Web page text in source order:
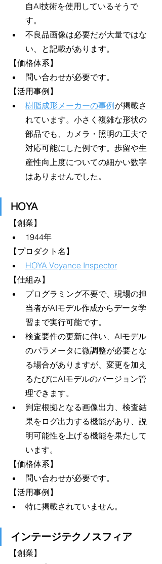
自AI技術を使用しているそうで
す。
不良品画像は必要だが大量ではな
い、と記載があります。
【価格体系】
問い合わせが必要です。
【活用事例】
樹脂成形メーカーの事例が掲載さ
れています。小さく複雑な形状の
部品でも、カメラ・照明の工夫で
対応可能にした例です。歩留や生
産性向上度についての細かい数字
はありませんでした。
HOYA
【創業】
1944年
【プロダクト名】
HOYA Voyance Inspector
【仕組み】
プログラミング不要で、現場の担
当者がAIモデル作成からデータ学
習まで実行可能です。
検査要件の更新に伴い、AIモデル
のパラメータに微調整が必要とな
る場合がありますが、変更を加え
るたびにAIモデルのバージョン管
理できます。
判定根拠となる画像出力、検査結
果をログ出力する機能があり、説
明可能性を上げる機能を果たして
います。
【価格体系】
問い合わせが必要です。
【活用事例】
特に掲載されていません。
インテージテクノスフィア
【創業】